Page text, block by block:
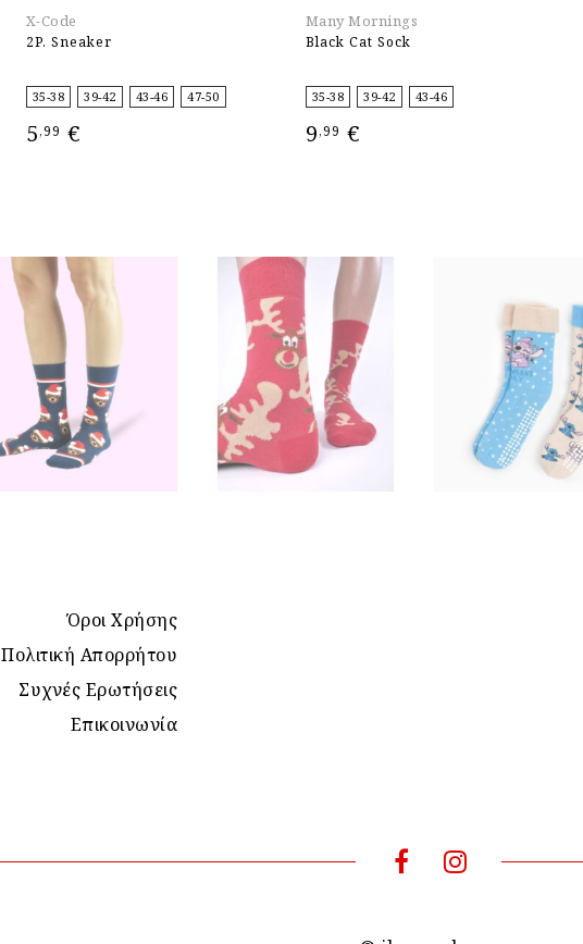
X-Code
2P. Sneaker
35-38 39-42 43-46 47-50
5,99 €
Many Mornings
Black Cat Sock
35-38 39-42 43-46
9,99 €
Όροι Χρήσης
Πολιτική Απορρήτου
Συχνές Ερωτήσεις
Επικοινωνία